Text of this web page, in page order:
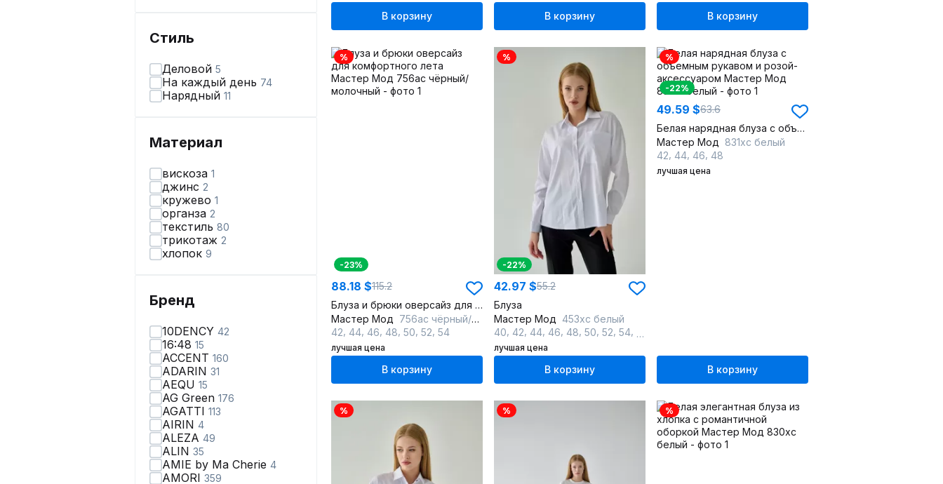
Стиль
Деловой 5
На каждый день 74
Нарядный 11
Материал
вискоза 1
джинс 2
кружево 1
органза 2
текстиль 80
трикотаж 2
хлопок 9
Бренд
10DENCY 42
16:48 15
ACCENT 160
ADARIN 31
AEQU 15
AG Green 176
AGATTI 113
AIRIN 4
ALEZA 49
ALIN 35
AMIE by Ma Сherie 4
AMORI 359
В корзину В корзину В корзину
%
-23%
88.18 $115.2
Блуза и брюки оверсайз для комфортного лета
Мастер Мод 756ас чёрный/молочный
42 44 46 48 50 52 54
лучшая цена
В корзину
%
-22%
42.97 $55.2
Блуза
Мастер Мод 453хс белый
40 42 44 46 48 50 52 54
лучшая цена
В корзину
%
-22%
49.59 $63.6
Белая нарядная блуза с объемным рукавом и розой-аксессуаром
Мастер Мод 831хс белый
42 44 46 48
лучшая цена
В корзину
% % %